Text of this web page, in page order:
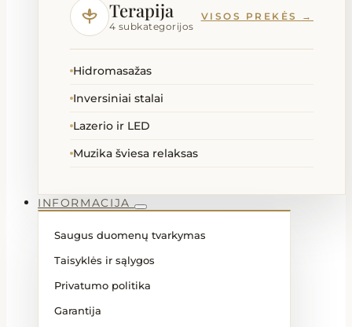
Terapija
4 subkategorijos
VISOS PREKĖS →
Hidromasažas
Inversiniai stalai
Lazerio ir LED
Muzika šviesa relaksas
INFORMACIJA
Saugus duomenų tvarkymas
Taisyklės ir sąlygos
Privatumo politika
Garantija